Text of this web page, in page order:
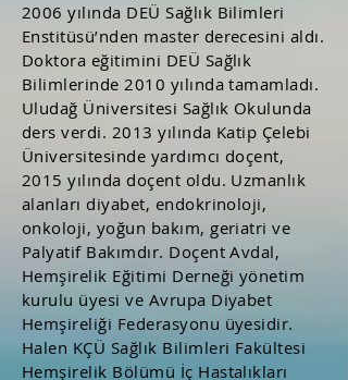
2006 yılında DEÜ Sağlık Bilimleri
Enstitüsü’nden master derecesini aldı.
Doktora eğitimini DEÜ Sağlık
Bilimlerinde 2010 yılında tamamladı.
Uludağ Üniversitesi Sağlık Okulunda
ders verdi. 2013 yılında Katip Çelebi
Üniversitesinde yardımcı doçent,
2015 yılında doçent oldu. Uzmanlık
alanları diyabet, endokrinoloji,
onkoloji, yoğun bakım, geriatri ve
Palyatif Bakımdır. Doçent Avdal,
Hemşirelik Eğitimi Derneği yönetim
kurulu üyesi ve Avrupa Diyabet
Hemşireliği Federasyonu üyesidir.
Halen KÇÜ Sağlık Bilimleri Fakültesi
Hemşirelik Bölümü İç Hastalıkları